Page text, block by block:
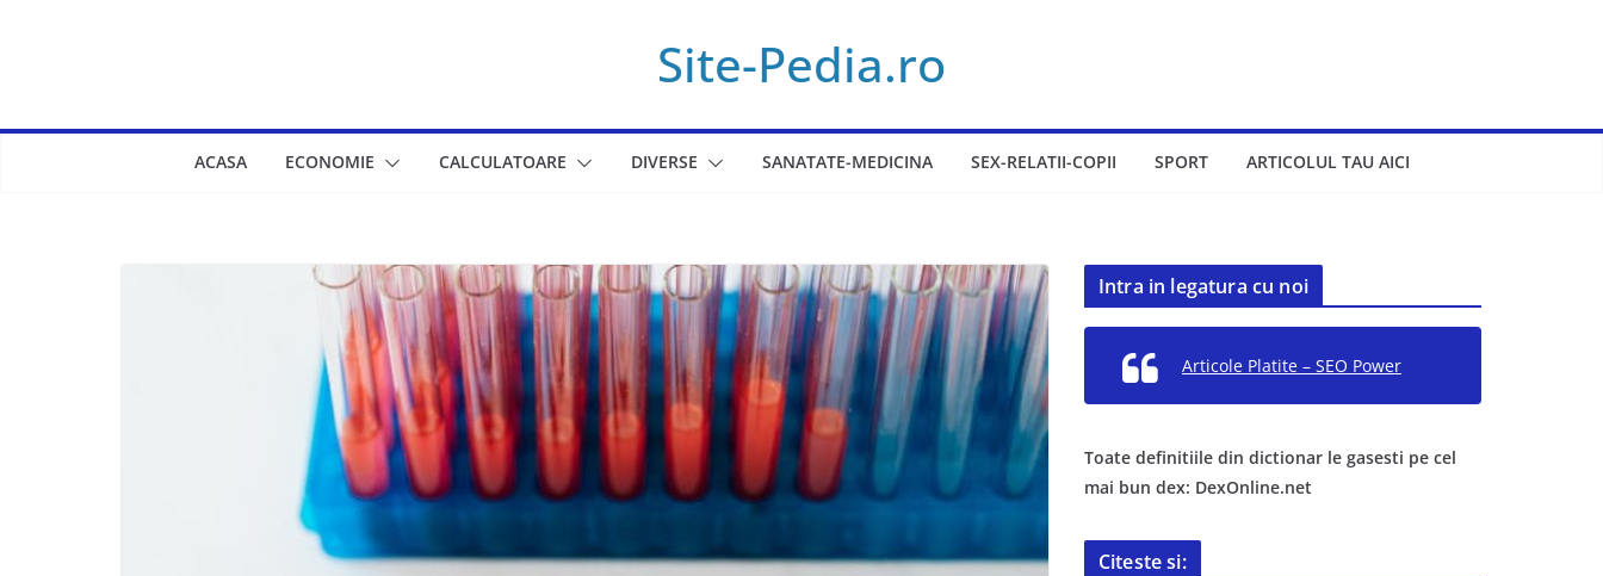
Site-Pedia.ro
ACASA ECONOMIE CALCULATOARE DIVERSE SANATATE-MEDICINA SEX-RELATII-COPII SPORT ARTICOLUL TAU AICI
Intra in legatura cu noi
Articole Platite – SEO Power
Toate definitiile din dictionar le gasesti pe cel
mai bun dex: DexOnline.net
Citeste si: